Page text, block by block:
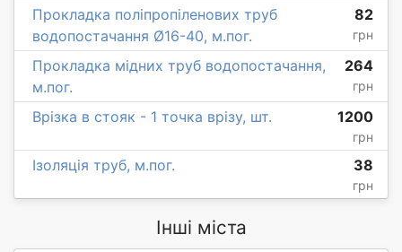
Прокладка поліпропіленових труб
водопостачання Ø16-40, м.пог.
82
грн
Прокладка мідних труб водопостачання,
м.пог.
264
грн
Врізка в стояк - 1 точка врізу, шт. 1200
грн
Ізоляція труб, м.пог. 38
грн
Інші міста